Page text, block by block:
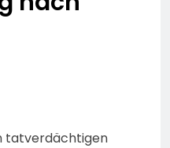
tatverdächtigen